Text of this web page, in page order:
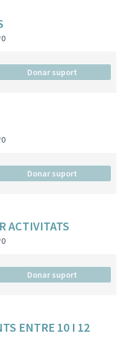
0
Donar suport
0
Donar suport
ACTIVITATS
0
Donar suport
ENTRE 10 I 12